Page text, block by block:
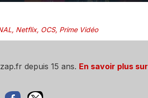
, Netflix, OCS, Prime Vidéo
depuis 15 ans. En savoir plus sur